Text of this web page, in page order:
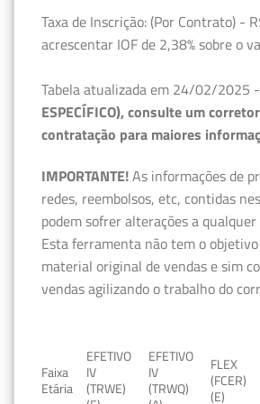
Taxa de Inscrição: (Por Contrato) -
acrescentar IOF de 2,38% sobre o
Tabela atualizada em 24/02/2025 -
ESPECÍFICO), consulte um
contratação para maiores
IMPORTANTE!As informações de
redes, reembolsos, etc, contidas
podem sofrer alterações a
Esta ferramenta não tem o
material original de vendas e sim
vendas agilizando o trabalho do
Faixa
Etária
EFETIVO
IV
(TRWE)
EFETIVO
IV
(TRWQ)
FLEX
(FCER)
(E)